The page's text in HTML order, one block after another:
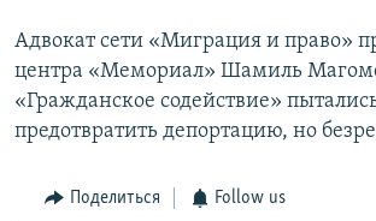
Адвокат сети «Миграция и право»
центра «Мемориал» Шамиль
«Гражданское содействие»
предотвратить депортацию, но
Поделиться Follow us